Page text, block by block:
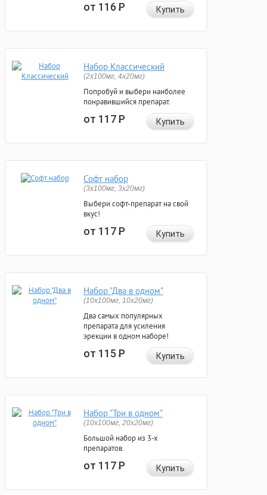
от 116Р Купить
Набор Классический
(2x100мг, 4x20мг)
Попробуй и выбери наиболее
понравившийся препарат.
от 117Р Купить
Софт набор
(3x100мг, 3x20мг)
Выбери софт-препарат на свой
вкус!
от 117Р Купить
Набор "Два в одном"
(10x100мг, 10x20мг)
Два самых популярных
препарата для усиления
эрекции в одном наборе!
от 115Р Купить
Набор "Три в одном"
(10x100мг, 20x20мг)
Большой набор из 3-х
препаратов.
от 117Р Купить